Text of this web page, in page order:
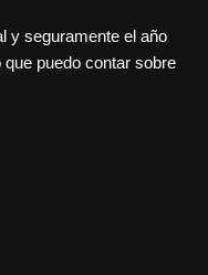
y seguramente el año
puedo contar sobre